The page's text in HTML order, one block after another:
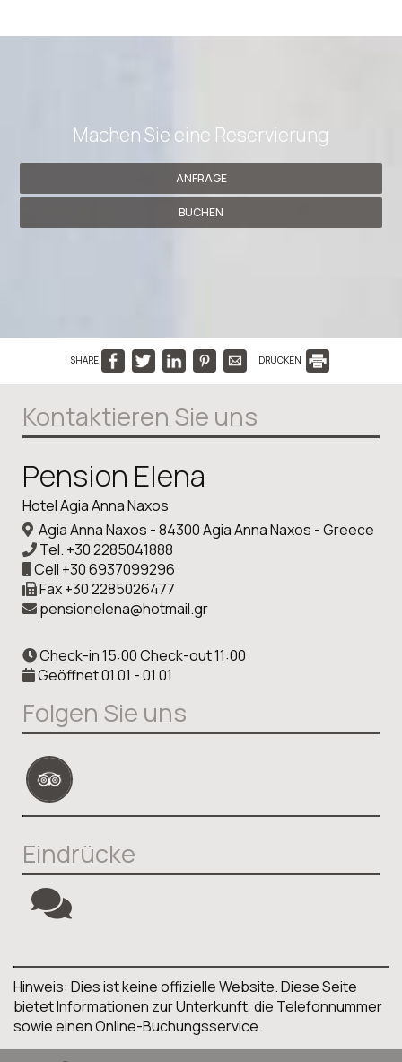
Machen Sie eine Reservierung
ANFRAGE
BUCHEN
SHARE DRUCKEN
Kontaktieren Sie uns
Pension Elena
Hotel Agia Anna Naxos
Agia Anna Naxos - 84300 Agia Anna Naxos - Greece
Tel. +30 2285041888
Cell +30 6937099296
Fax+30 2285026477
pensionelena@hotmail.gr
Check-in 15:00 Check-out 11:00
Geöffnet 01.01 - 01.01
Folgen Sie uns
Eindrücke
Hinweis: Dies ist keine offizielle Website. Diese Seite
bietet Informationen zur Unterkunft, die Telefonnummer
sowie einen Online-Buchungsservice.